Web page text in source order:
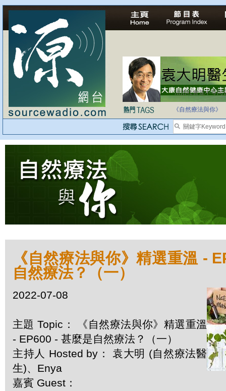
法治社會並不等同
《自然療法與你》
《自然療法與你》精選重溫 -
自然療法？（一）
2022-07-08
主題 Topic： 《自然療法與你》精選重溫
- EP600 - 甚麼是自然療法？（一）
主持人 Hosted by： 袁大明 (自然療法醫
生)、Enya
嘉賓 Guest：